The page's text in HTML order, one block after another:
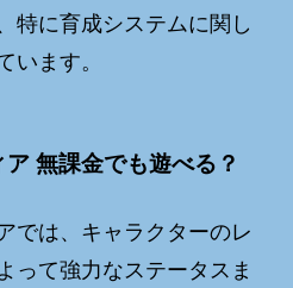
特に育成システムに関し
います。
無課金でも遊べる？
では、キャラクターのレ
って強力なステータスま